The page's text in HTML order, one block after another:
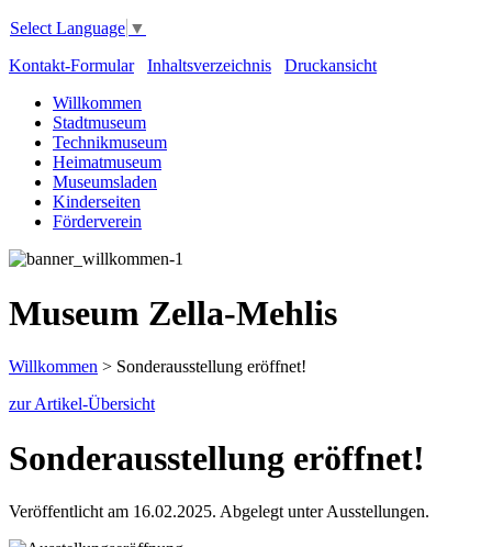
Select Language ▼
Kontakt-Formular
Inhaltsverzeichnis
Druckansicht
Willkommen
Stadtmuseum
Technikmuseum
Heimatmuseum
Museumsladen
Kinderseiten
Förderverein
Museum Zella-Mehlis
Willkommen > Sonderausstellung eröffnet!
zur Artikel-Übersicht
Sonderausstellung eröffnet!
Veröffentlicht am 16.02.2025. Abgelegt unter Ausstellungen.